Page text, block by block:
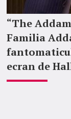
“The
Familia
ecran de